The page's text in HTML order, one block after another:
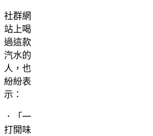
社群網
站上喝
過這款
汽水的
人，也
紛紛表
示：
．「一
打開味